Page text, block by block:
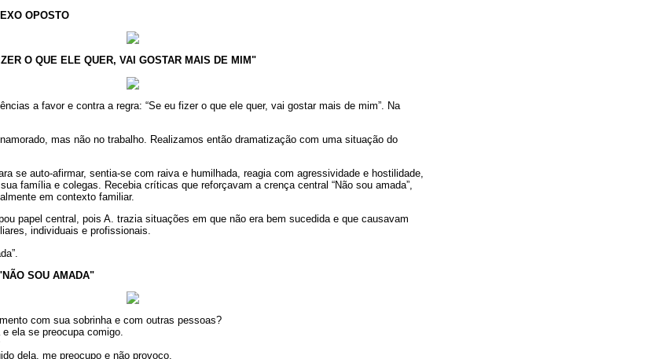
OPOSTO
O QUE ELE QUER, VAI GOSTAR MAIS DE MIM"
a favor e contra a regra: “Se eu fizer o que ele quer, vai gostar mais de mim”. Na
mas não no trabalho. Realizamos então dramatização com uma situação do
se auto-afirmar, sentia-se com raiva e humilhada, reagia com agressividade e hostilidade,
família e colegas. Recebia críticas que reforçavam a crença central “Não sou amada”,
em contexto familiar.
papel central, pois A. trazia situações em que não era bem sucedida e que causavam
individuais e profissionais.
SOU AMADA"
com sua sobrinha e com outras pessoas?
ela se preocupa comigo.
dela, me preocupo e não provoco.